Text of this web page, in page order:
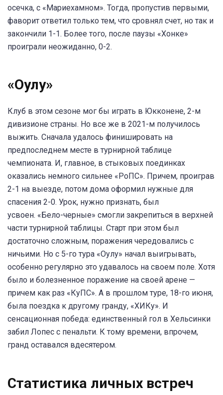
осечка, с «Мариехамном». Тогда, пропустив первыми,
фаворит ответил только тем, что сровнял счет, но так и
закончили 1-1. Более того, после паузы «Хонке»
проиграли неожиданно, 0-2.
«Оулу»
Клуб в этом сезоне мог бы играть в Юкконене, 2-м
дивизионе страны. Но все же в 2021-м получилось
выжить. Сначала удалось финишировать на
предпоследнем месте в турнирной таблице
чемпионата. И, главное, в стыковых поединках
оказались немного сильнее «РоПС». Причем, проиграв
2-1 на выезде, потом дома оформил нужные для
спасения 2-0. Урок, нужно признать, был
усвоен. «Бело-черные» смогли закрепиться в верхней
части турнирной таблицы. Старт при этом был
достаточно сложным, поражения чередовались с
ничьими. Но с 5-го тура «Оулу» начал выигрывать,
особенно регулярно это удавалось на своем поле. Хотя
было и болезненное поражение на своей арене —
причем как раз «КуПС». А в прошлом туре, 18-го июня,
была поездка к другому гранду, «ХИКу». И
сенсационная победа: единственный гол в Хельсинки
забил Лопес с пенальти. К тому времени, впрочем,
гранд оставался вдесятером.
Статистика личных встреч